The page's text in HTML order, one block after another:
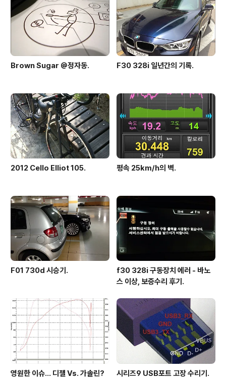
Brown Sugar @정자동. F30 328i 일년간의 기록.
2012 Cello Elliot 105. 평속 25km/h의 벽.
F01 730d 시승기.
f30 328i 구동장치 에러 - 바노
스 이상, 보증수리 후기.
영원한 이슈... 디젤 Vs. 가솔린? 시리즈9 USB포트 고장 수리기.